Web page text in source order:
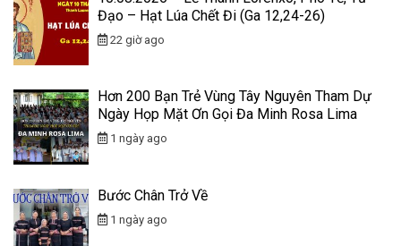
Đạo – Hạt Lúa Chết Đi (Ga 12,24-26)
22 giờ ago
Hơn 200 Bạn Trẻ Vùng Tây Nguyên Tham Dự
Ngày Họp Mặt Ơn Gọi Đa Minh Rosa Lima
1 ngày ago
Bước Chân Trở Về
1 ngày ago